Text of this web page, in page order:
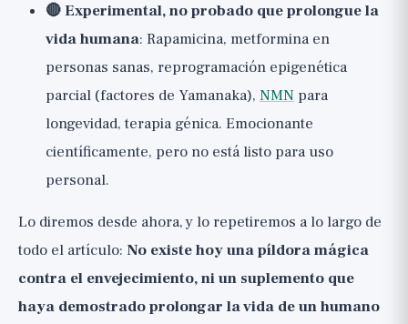
🔴 Experimental, no probado que prolongue la
vida humana: Rapamicina, metformina en
personas sanas, reprogramación epigenética
parcial (factores de Yamanaka), NMN para
longevidad, terapia génica. Emocionante
científicamente, pero no está listo para uso
personal.
Lo diremos desde ahora, y lo repetiremos a lo largo de
todo el artículo: No existe hoy una píldora mágica
contra el envejecimiento, ni un suplemento que
haya demostrado prolongar la vida de un humano